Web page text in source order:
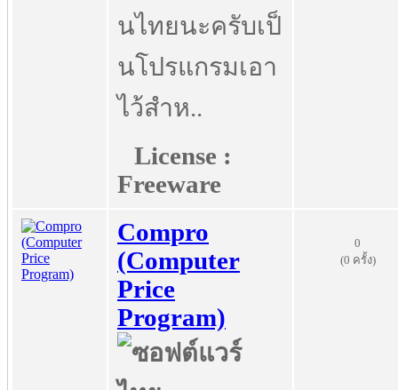
นไทยนะครับเป็
นโปรแกรมเอา
ไว้สำห..
License :
Freeware
Compro
(Computer
Price
Program)
0
(0 ครั้ง)